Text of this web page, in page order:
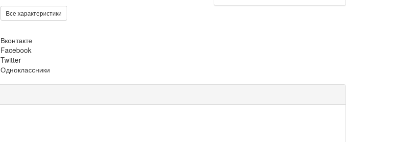
Все характеристики
Вконтакте
Facebook
Twitter
Одноклассники